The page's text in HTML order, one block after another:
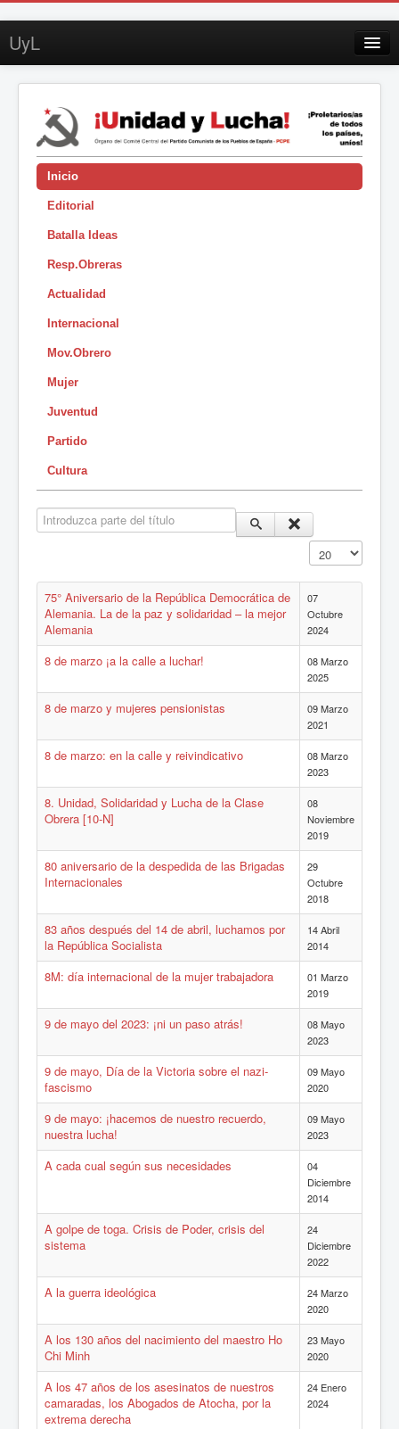
UyL
Suscripción
Sobre UyL
Edición impresa
Buscar
Inicio
Editorial
Batalla Ideas
Resp.Obreras
Actualidad
Internacional
Mov.Obrero
Mujer
Juventud
Partido
Cultura
Introduzca parte del título
Cantidad a
75° Aniversario de la República Democrática de
Alemania. La de la paz y solidaridad – la mejor
Alemania
07
Octubre
2024
8 de marzo ¡a la calle a luchar!
08 Marzo
2025
8 de marzo y mujeres pensionistas
09 Marzo
2021
8 de marzo: en la calle y reivindicativo
08 Marzo
2023
8. Unidad, Solidaridad y Lucha de la Clase
Obrera [10-N]
08
Noviembre
2019
80 aniversario de la despedida de las Brigadas
Internacionales
29
Octubre
2018
83 años después del 14 de abril, luchamos por
la República Socialista
14 Abril
2014
8M: día internacional de la mujer trabajadora
01 Marzo
2019
9 de mayo del 2023: ¡ni un paso atrás!
08 Mayo
2023
9 de mayo, Día de la Victoria sobre el nazi-
fascismo
09 Mayo
2020
9 de mayo: ¡hacemos de nuestro recuerdo,
nuestra lucha!
09 Mayo
2023
A cada cual según sus necesidades
04
Diciembre
2014
A golpe de toga. Crisis de Poder, crisis del
sistema
24
Diciembre
2022
A la guerra ideológica
24 Marzo
2020
A los 130 años del nacimiento del maestro Ho
Chi Minh
23 Mayo
2020
A los 47 años de los asesinatos de nuestros
camaradas, los Abogados de Atocha, por la
extrema derecha
24 Enero
2024